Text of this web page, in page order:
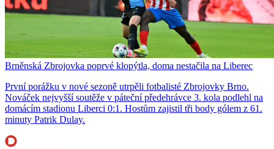
Brněnská Zbrojovka poprvé klopýtla, doma nestačila na Liberec
První porážku v nové sezoně utrpěli fotbalisté Zbrojovky Brno.
Nováček nejvyšší soutěže v páteční předehrávce 3. kola podlehl na
domácím stadionu Liberci 0:1. Hostům zajistil tři body gólem z 61.
minuty Patrik Dulay.